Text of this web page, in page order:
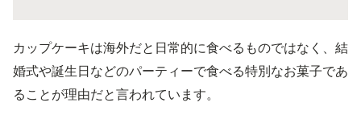
カップケーキは海外だと日常的に食べるものではなく、結
婚式や誕生日などのパーティーで食べる特別なお菓子であ
ることが理由だと言われています。